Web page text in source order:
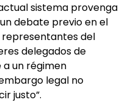
sistema provenga
debate previo en el
representantes del
delegados de
un régimen
legal no
justo”.